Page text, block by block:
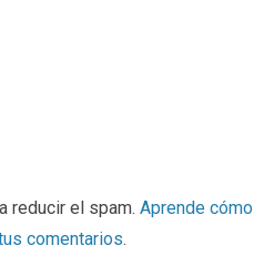
reducir el spam. Aprende cómo
comentarios.